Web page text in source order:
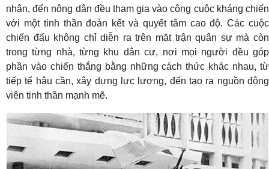
nhân, đến nông dân đều tham gia vào công cuộc kháng chiến
với một tinh thần đoàn kết và quyết tâm cao độ. Các cuộc
chiến đấu không chỉ diễn ra trên mặt trận quân sự mà còn
trong từng nhà, từng khu dân cư, nơi mọi người đều góp
phần vào chiến thắng bằng những cách thức khác nhau, từ
tiếp tế hậu cần, xây dựng lực lượng, đến tạo ra nguồn động
viên tinh thần mạnh mẽ.